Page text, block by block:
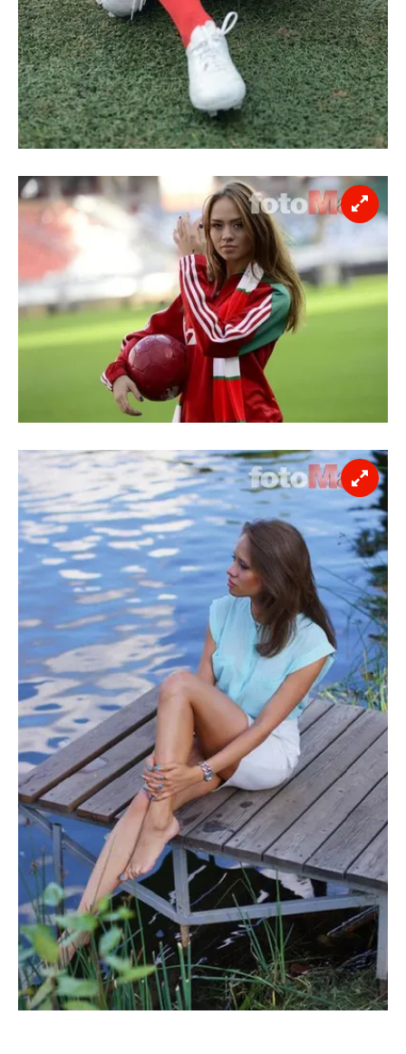
kullanılmaktadır. Diğer çerezler, sitemizin daha işlevsel
kılınması ve kişiselleştirilmesi ve sizlere yönelik
reklam/pazarlama faaliyetlerinin yapılması, amaçlarıyla
sınırlı olarak açık rızanız dahilinde kullanılacaktır.
Çerezlere ilişkin tercihlerinizi aşağıda yer alan panel
vasıtasıyla belirleyebilirsiniz. Çerezlere ilişkin detaylı bilgi
Metnimizi ziyaret edebilirsiniz.
6698 sayılı Kişisel Verilerin Korunması Kanunu uyarınca
hazırlanmış Aydınlatma Metnimizi okumak ve sitemizde
ilgili mevzuata uygun olarak kullanılan çerezlerle ilgili bilgi
almak için lütfentıklayınız.